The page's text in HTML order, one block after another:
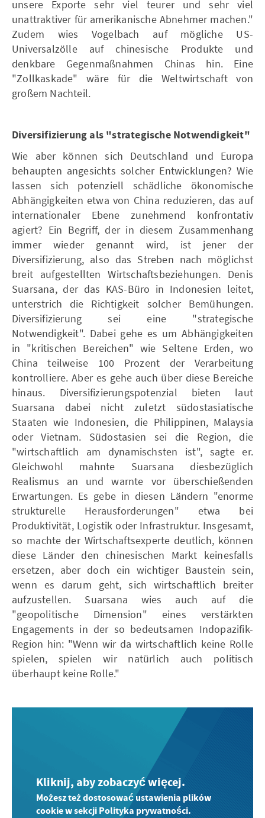
unsere Exporte sehr viel teurer und sehr viel
unattraktiver für amerikanische Abnehmer machen."
Zudem wies Vogelbach auf mögliche US-
Universalzölle auf chinesische Produkte und
denkbare Gegenmaßnahmen Chinas hin. Eine
"Zollkaskade" wäre für die Weltwirtschaft von
großem Nachteil.
Diversifizierung als "strategische Notwendigkeit"
Wie aber können sich Deutschland und Europa
behaupten angesichts solcher Entwicklungen? Wie
lassen sich potenziell schädliche ökonomische
Abhängigkeiten etwa von China reduzieren, das auf
internationaler Ebene zunehmend konfrontativ
agiert? Ein Begriff, der in diesem Zusammenhang
immer wieder genannt wird, ist jener der
Diversifizierung, also das Streben nach möglichst
breit aufgestellten Wirtschaftsbeziehungen. Denis
Suarsana, der das KAS-Büro in Indonesien leitet,
unterstrich die Richtigkeit solcher Bemühungen.
Diversifizierung sei eine "strategische
Notwendigkeit". Dabei gehe es um Abhängigkeiten
in "kritischen Bereichen" wie Seltene Erden, wo
China teilweise 100 Prozent der Verarbeitung
kontrolliere. Aber es gehe auch über diese Bereiche
hinaus. Diversifizierungspotenzial bieten laut
Suarsana dabei nicht zuletzt südostasiatische
Staaten wie Indonesien, die Philippinen, Malaysia
oder Vietnam. Südostasien sei die Region, die
"wirtschaftlich am dynamischsten ist", sagte er.
Gleichwohl mahnte Suarsana diesbezüglich
Realismus an und warnte vor überschießenden
Erwartungen. Es gebe in diesen Ländern "enorme
strukturelle Herausforderungen" etwa bei
Produktivität, Logistik oder Infrastruktur. Insgesamt,
so machte der Wirtschaftsexperte deutlich, können
diese Länder den chinesischen Markt keinesfalls
ersetzen, aber doch ein wichtiger Baustein sein,
wenn es darum geht, sich wirtschaftlich breiter
aufzustellen. Suarsana wies auch auf die
"geopolitische Dimension" eines verstärkten
Engagements in der so bedeutsamen Indopazifik-
Region hin: "Wenn wir da wirtschaftlich keine Rolle
spielen, spielen wir natürlich auch politisch
überhaupt keine Rolle."
Kliknij, aby zobaczyć więcej.
Możesz też dostosować ustawienia plików
cookie w sekcji Polityka prywatności.